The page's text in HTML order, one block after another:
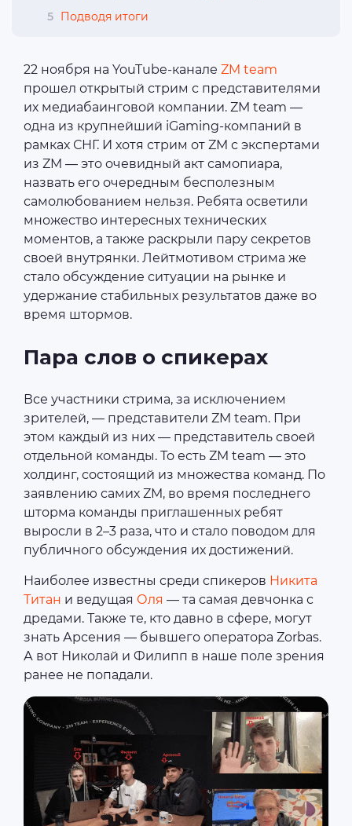
5 Подводя итоги
22 ноября на YouTube-канале ZM team
прошел открытый стрим с представителями
их медиабаинговой компании. ZM team —
одна из крупнейший iGaming-компаний в
рамках СНГ. И хотя стрим от ZM с экспертами
из ZM — это очевидный акт самопиара,
назвать его очередным бесполезным
самолюбованием нельзя. Ребята осветили
множество интересных технических
моментов, а также раскрыли пару секретов
своей внутрянки. Лейтмотивом стрима же
стало обсуждение ситуации на рынке и
удержание стабильных результатов даже во
время штормов.
Пара слов о спикерах
Все участники стрима, за исключением
зрителей, — представители ZM team. При
этом каждый из них — представитель своей
отдельной команды. То есть ZM team — это
холдинг, состоящий из множества команд. По
заявлению самих ZM, во время последнего
шторма команды приглашенных ребят
выросли в 2–3 раза, что и стало поводом для
публичного обсуждения их достижений.
Наиболее известны среди спикеров Никита
Титан и ведущая Оля — та самая девчонка с
дредами. Также те, кто давно в сфере, могут
знать Арсения — бывшего оператора Zorbas.
А вот Николай и Филипп в наше поле зрения
ранее не попадали.